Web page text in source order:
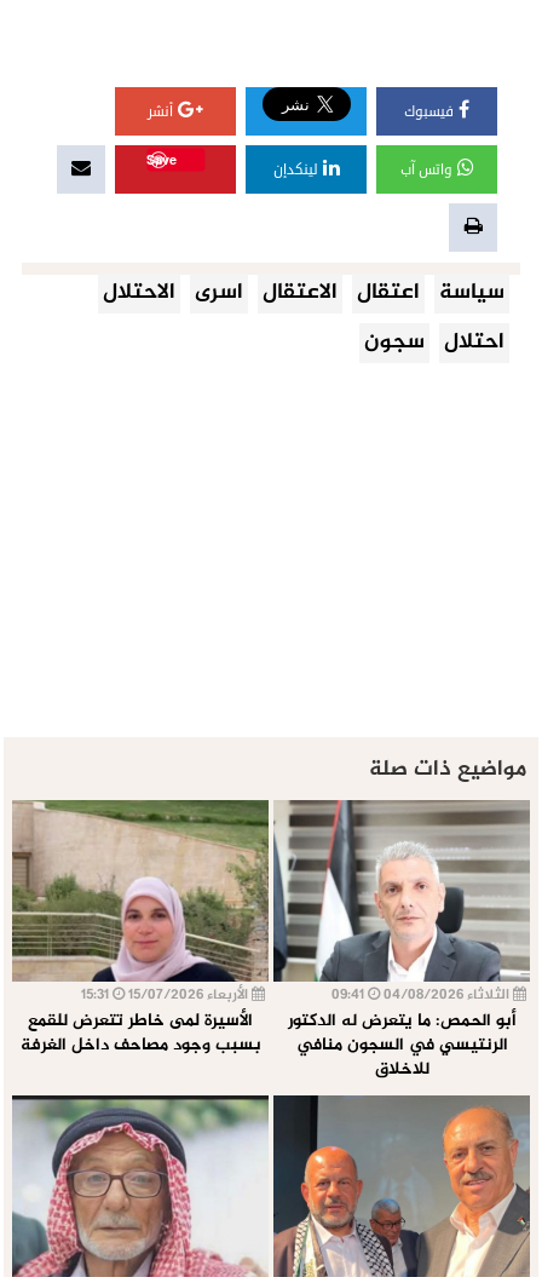
فيسبوك أنشر
واتس آب لينكدإن
Save
سياسة اعتقال الاعتقال اسرى الاحتلال
احتلال سجون
مواضيع ذات صلة
الثلاثاء 04/08/2026
أبو الحمص: ما يتعرض له الدكتور
الرنتيسي في السجون منافي
للاخلاق
الأربعاء 15/07/2026
الأسيرة لمى خاطر تتعرض للقمع
بسبب وجود مصاحف داخل الغرفة